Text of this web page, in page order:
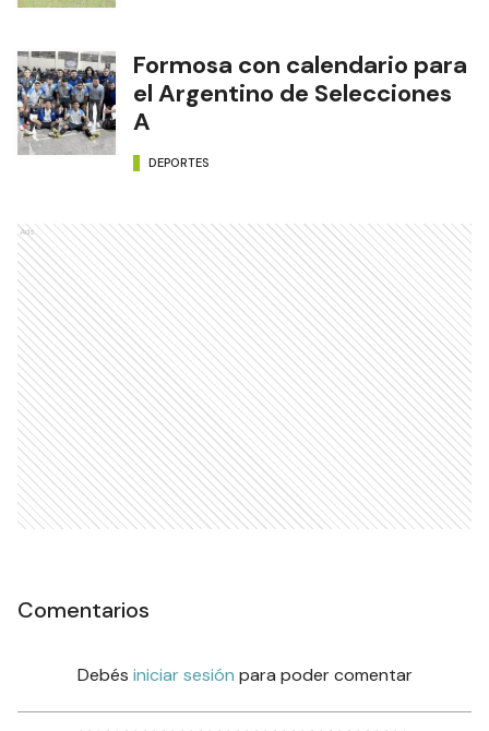
Formosa con calendario para
el Argentino de Selecciones
A
DEPORTES
Ads
Comentarios
Debés iniciar sesión para poder comentar